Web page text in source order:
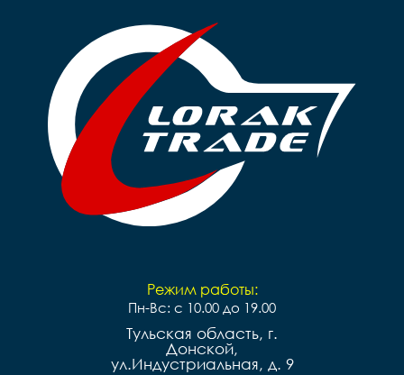
Режим работы:
Пн-Вс: с 10.00 до 19.00
Тульская область, г.
Донской,
ул.Индустриальная, д. 9